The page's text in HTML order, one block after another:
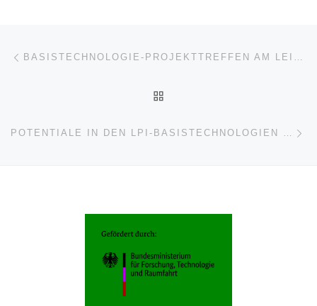
Beitragsnavigation BASISTECHNOLOGIE-PROJEKTTREFFEN AM LEIBNIZ-HKI
POTENTIALE IN DEN LPI-BASISTECHNOLOGIEN – PRÄSENTATIONEN AUF DER DGHM-JAHRESTAGUNG 2025 IN JENA